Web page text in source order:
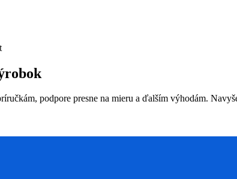
podpore presne na mieru a ďalším výhodám.